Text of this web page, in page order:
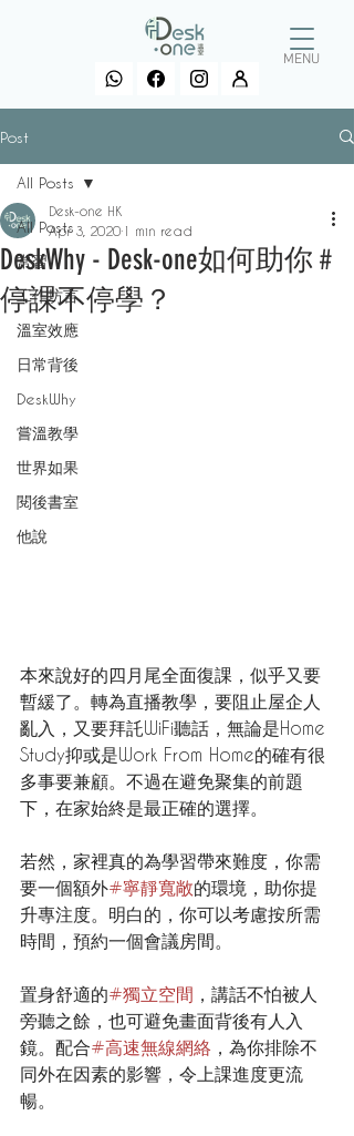
MENU
Post
All Posts
常習
工作坊言
溫室效應
日常背後
DeskWhy
嘗溫教學
世界如果
閱後書室
他說
All Posts
DeskWhy - Desk-one如何助你 #
停課不停學？
Desk-one HK
Apr 3, 2020 1 min read
本來說好的四月尾全面復課，似乎又要
暫緩了。轉為直播教學，要阻止屋企人
亂入，又要拜託WiFi聽話，無論是Home
Study抑或是Work From Home的確有很
多事要兼顧。不過在避免聚集的前題
下，在家始終是最正確的選擇。
若然，家裡真的為學習帶來難度，你需
要一個額外#寧靜寬敞的環境，助你提
升專注度。明白的，你可以考慮按所需
時間，預約一個會議房間。
置身舒適的#獨立空間 ，講話不怕被人
旁聽之餘，也可避免畫面背後有人入
鏡。配合#高速無線網絡 ，為你排除不
同外在因素的影響，令上課進度更流
暢。